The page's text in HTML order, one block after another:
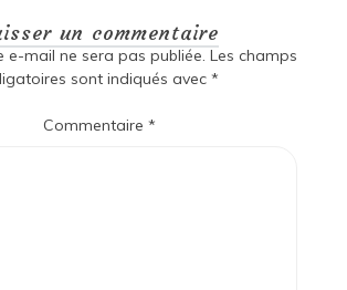
un commentaire
e-mail ne sera pas publiée. Les champs
sont indiqués avec *
Commentaire *